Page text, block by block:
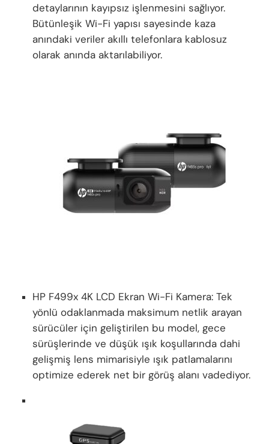
detaylarının kayıpsız işlenmesini sağlıyor.
Bütünleşik Wi-Fi yapısı sayesinde kaza
anındaki veriler akıllı telefonlara kablosuz
olarak anında aktarılabiliyor.
HP F499x 4K LCD Ekran Wi-Fi Kamera: Tek
yönlü odaklanmada maksimum netlik arayan
sürücüler için geliştirilen bu model, gece
sürüşlerinde ve düşük ışık koşullarında dahi
gelişmiş lens mimarisiyle ışık patlamalarını
optimize ederek net bir görüş alanı vadediyor.